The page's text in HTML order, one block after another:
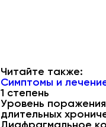
Читайте также:
Симптомы и
1 степень
Уровень
длительных